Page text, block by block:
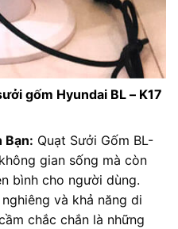
gốm Hyundai BL – K17
Bạn: Quạt Sưởi Gốm BL-
gian sống mà còn
bình cho người dùng.
và khả năng di
chắc chắn là những